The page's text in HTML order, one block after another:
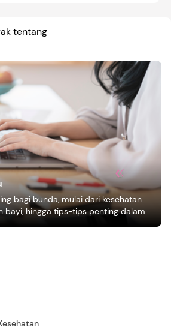
tentang
bagi bunda, mulai dari kesehatan
bayi, hingga tips-tips penting dalam